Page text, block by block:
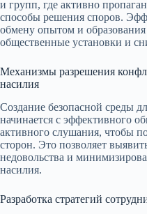
и групп, где активно
способы решения споров.
обмену опытом и
общественные установки и
Механизмы разрешения
насилия
Создание безопасной среды
начинается с эффективного
активного слушания, чтобы
сторон. Это позволяет
недовольства и
насилия.
Разработка стратегий